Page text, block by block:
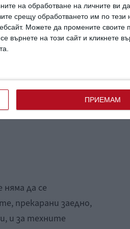
на обработване на личните ви
срещу обработването им по тези
Можете да промените своите
върнете на този сайт и кликнете
ПРИЕМАМ
двамата са живяли
е състезание.
със себе си,
издръжливост.
Те може да не са
да се
прекарани заедно,
и за техните